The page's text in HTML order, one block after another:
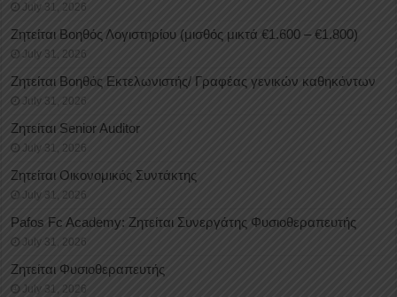
July 31, 2026
Ζητείται Βοηθός Λογιστηρίου (μισθός μικτά €1.600 – €1.800)
July 31, 2026
Ζητείται Βοηθός Εκτελωνιστής/ Γραφέας γενικών καθηκόντων
July 31, 2026
Ζητείται Senior Auditor
July 31, 2026
Ζητείται Οικονομικός Συντάκτης
July 31, 2026
Pafos Fc Academy: Ζητείται Συνεργάτης Φυσιοθεραπευτής
July 31, 2026
Ζητείται Φυσιοθεραπευτής
July 31, 2026